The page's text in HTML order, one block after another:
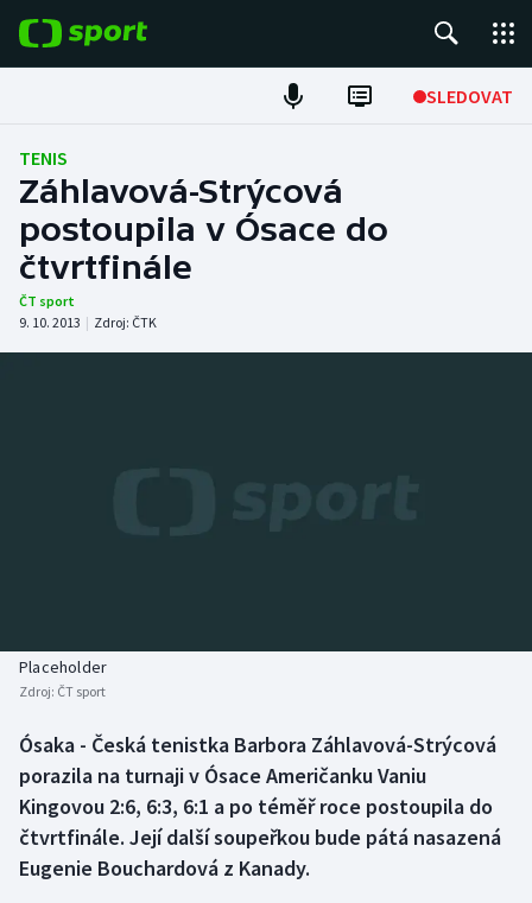
SLEDOVAT
Fotbal
Hokej
Tenis
Atletika
Biatlon
Box
Curling
Aplikace ČT sport
TENIS
Záhlavová-Strýcová
postoupila v Ósace do
čtvrtfinále
ČT sport
9. 10. 2013 | Zdroj: ČTK
Placeholder
Zdroj: ČT sport
Ósaka - Česká tenistka Barbora Záhlavová-Strýcová
porazila na turnaji v Ósace Američanku Vaniu
Kingovou 2:6, 6:3, 6:1 a po téměř roce postoupila do
čtvrtfinále. Její další soupeřkou bude pátá nasazená
Eugenie Bouchardová z Kanady.